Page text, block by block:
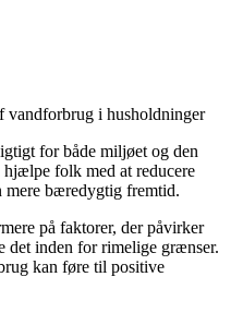
vandforbrug i husholdninger
for både miljøet og den
folk med at reducere
mere bæredygtig fremtid.
på faktorer, der påvirker
det inden for rimelige grænser.
kan føre til positive